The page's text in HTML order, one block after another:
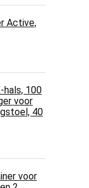
Active,
hals, 100
voor
40
voor